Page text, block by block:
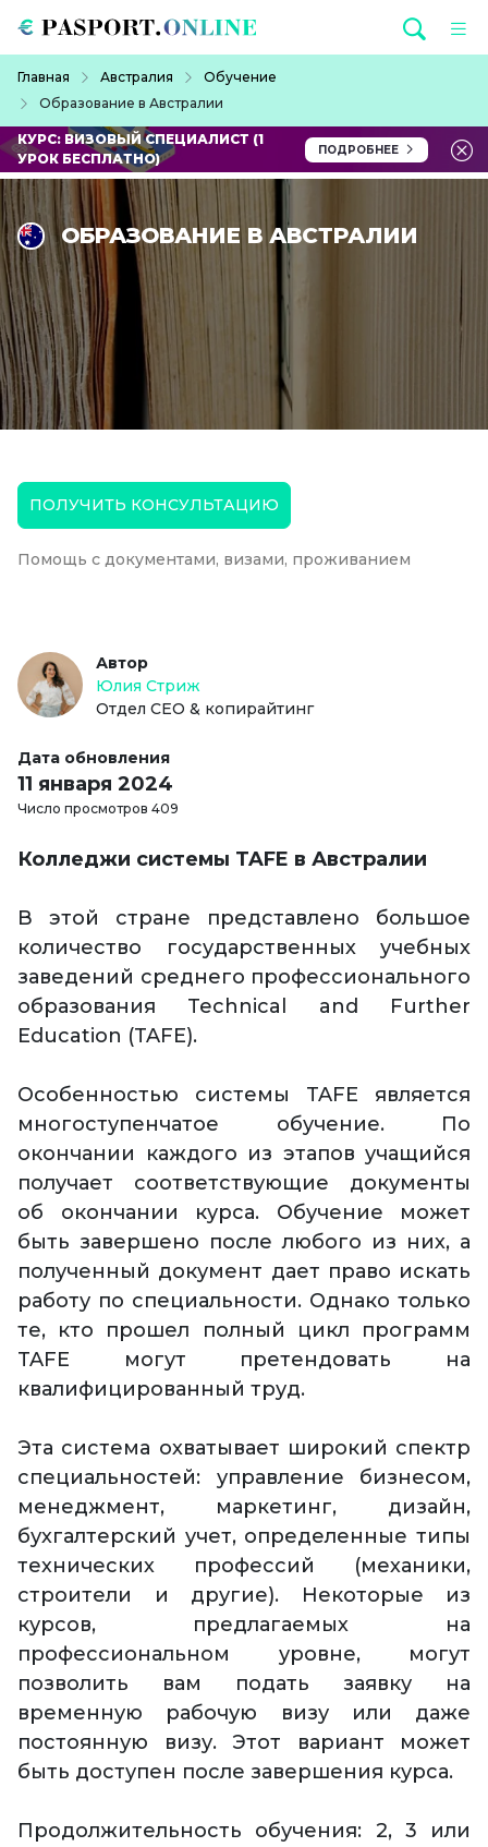
Главная Австралия
Обучение
Образование в Австралии
КУРС: ВИЗОВЫЙ СПЕЦИАЛИСТ (1
УРОК БЕСПЛАТНО)
ПОДРОБНЕЕ
ОБРАЗОВАНИЕ В АВСТРАЛИИ
ПОЛУЧИТЬ КОНСУЛЬТАЦИЮ
Помощь с документами, визами, проживанием
Автор
Юлия Стриж
Отдел СЕО & копирайтинг
Дата обновления
11 января 2024
Число просмотров 409
Колледжи системы TAFE в Австралии
В этой стране представлено большое
количество государственных учебных
заведений среднего профессионального
образования Technical and Further
Education (TAFE).
Особенностью системы TAFE является
многоступенчатое обучение. По
окончании каждого из этапов учащийся
получает соответствующие документы
об окончании курса. Обучение может
быть завершено после любого из них, а
полученный документ дает право искать
работу по специальности. Однако только
те, кто прошел полный цикл программ
TAFE могут претендовать на
квалифицированный труд.
Эта система охватывает широкий спектр
специальностей: управление бизнесом,
менеджмент, маркетинг, дизайн,
бухгалтерский учет, определенные типы
технических профессий (механики,
строители и другие). Некоторые из
курсов, предлагаемых на
профессиональном уровне, могут
позволить вам подать заявку на
временную рабочую визу или даже
постоянную визу. Этот вариант может
быть доступен после завершения курса.
Продолжительность обучения: 2, 3 или